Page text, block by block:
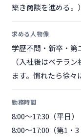
築き商談を進める。）
求める人物像
学歴不問・新卒・第
（入社後はベテラ
ます。慣れたら徐々
勤務時間
8:00〜17:30（平日）
8:00〜17:00（第1・3